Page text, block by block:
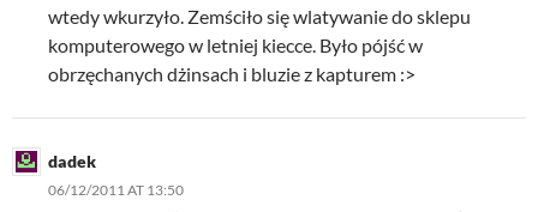
wtedy wkurzyło. Zemściło się wlatywanie do sklepu
komputerowego w letniej kiecce. Było pójść w
obrzęchanych dżinsach i bluzie z kapturem :>
dadek
06/12/2011 AT 13:50